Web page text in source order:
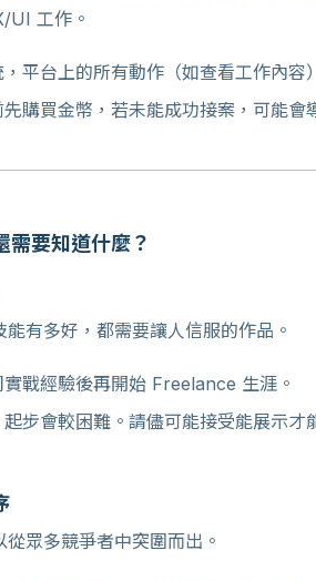
UI 工作。
平台上的所有動作（如查看工作內容
購買金幣，若未能成功接案，可能會
需要知道什麼？
有多好，都需要讓人信服的作品。
戰經驗後再開始 Freelance 生涯。
步會較困難。請儘可能接受能展示才
眾多競爭者中突圍而出。